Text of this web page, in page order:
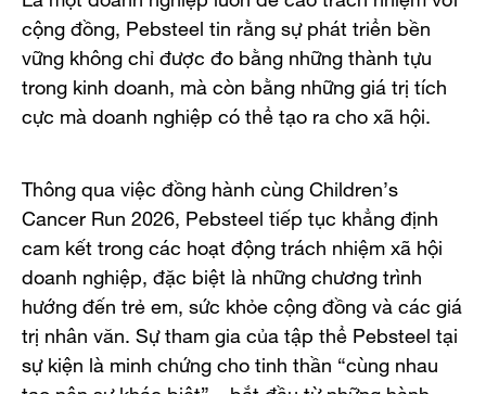
cộng đồng, Pebsteel tin rằng sự phát triển bền
vững không chỉ được đo bằng những thành tựu
trong kinh doanh, mà còn bằng những giá trị tích
cực mà doanh nghiệp có thể tạo ra cho xã hội.
Thông qua việc đồng hành cùng Children’s
Cancer Run 2026, Pebsteel tiếp tục khẳng định
cam kết trong các hoạt động trách nhiệm xã hội
doanh nghiệp, đặc biệt là những chương trình
hướng đến trẻ em, sức khỏe cộng đồng và các giá
trị nhân văn. Sự tham gia của tập thể Pebsteel tại
sự kiện là minh chứng cho tinh thần “cùng nhau